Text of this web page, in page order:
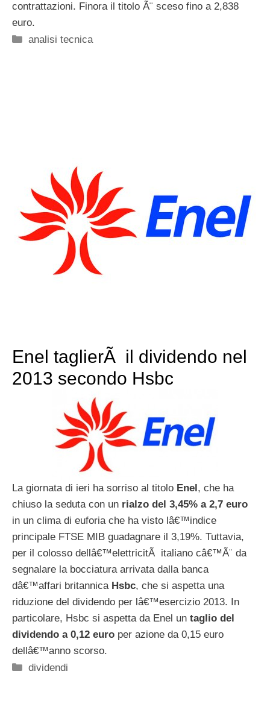
contrattazioni. Finora il titolo Ã¨ sceso fino a 2,838
euro.
Categorie
analisi tecnica
Enel taglierÃ il dividendo nel
2013 secondo Hsbc
La giornata di ieri ha sorriso al titolo Enel , che ha
chiuso la seduta con un rialzo del 3,45% a 2,7 euro
in un clima di euforia che ha visto lâ€™indice
principale FTSE MIB guadagnare il 3,19%. Tuttavia,
per il colosso dellâ€™elettricitÃ italiano câ€™Ã¨ da
segnalare la bocciatura arrivata dalla banca
dâ€™affari britannica Hsbc, che si aspetta una
riduzione del dividendo per lâ€™esercizio 2013. In
particolare, Hsbc si aspetta da Enel un taglio del
dividendo a 0,12 euro per azione da 0,15 euro
dellâ€™anno scorso.
Categorie
dividendi